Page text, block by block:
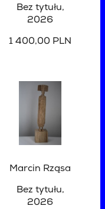
Bez tytułu,
2026
1 400,00 PLN
Marcin Rząsa
Bez tytułu,
2026